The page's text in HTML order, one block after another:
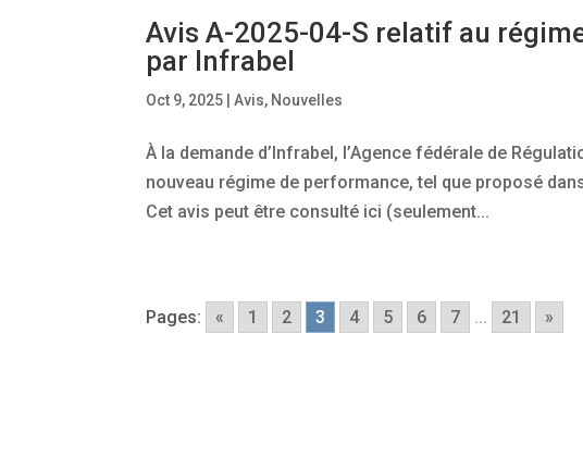
Avis A-2025-04-S relatif au
par Infrabel
Oct 9, 2025 |Avis, Nouvelles
À la demande d’Infrabel, l’Agence fédérale de
nouveau régime de performance, tel que proposé
Cet avis peut être consulté ici (seulement...
Pages: « 1 2 3 4 5 6 7 ... 21 »